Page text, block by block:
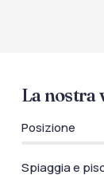
La nostra
Posizione
Spiaggia e